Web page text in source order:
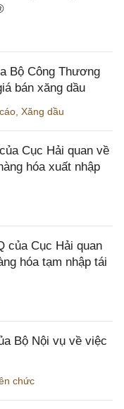
Bộ Công Thương
bán xăng dầu
Xăng dầu
Cục Hải quan về
hóa xuất nhập
của Cục Hải quan
hóa tạm nhập tái
Bộ Nội vụ về việc
chức